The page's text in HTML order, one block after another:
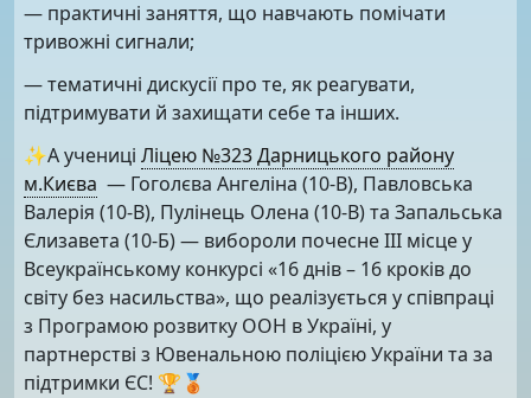
— практичні заняття, що навчають помічати
тривожні сигнали;
— тематичні дискусії про те, як реагувати,
підтримувати й захищати себе та інших.
✨А учениці Ліцею №323 Дарницького району
м.Києва — Гоголєва Ангеліна (10-В), Павловська
Валерія (10-В), Пулінець Олена (10-В) та Запальська
Єлизавета (10-Б) — вибороли почесне III місце у
Всеукраїнському конкурсі «16 днів – 16 кроків до
світу без насильства», що реалізується у співпраці
з Програмою розвитку ООН в Україні, у
партнерстві з Ювенальною поліцією України та за
підтримки ЄС! 🏆🥉